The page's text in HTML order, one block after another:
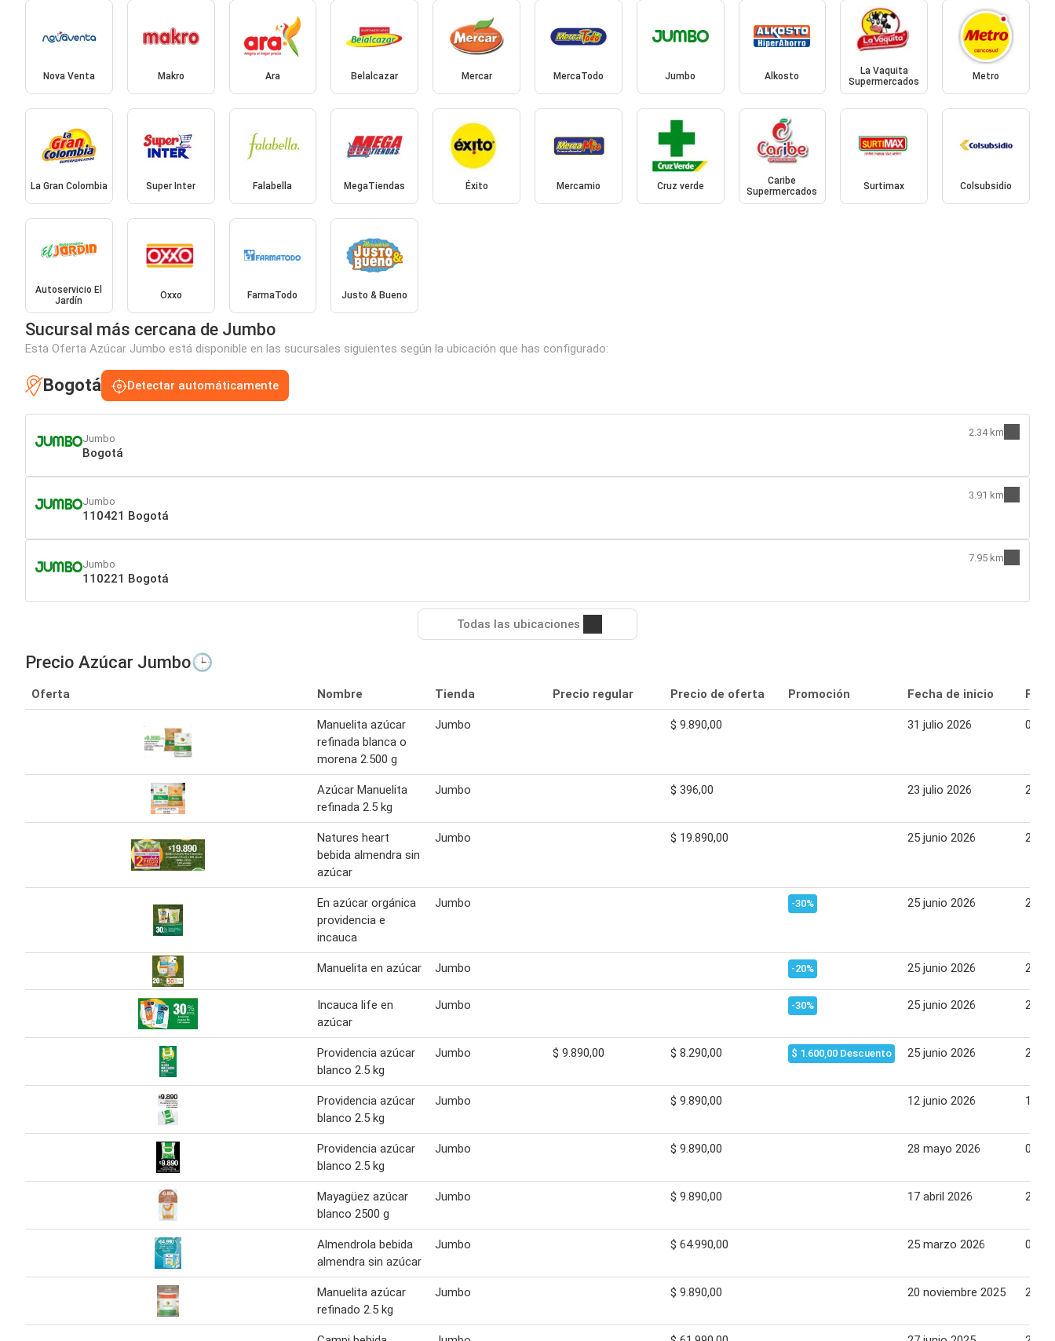
Nova Venta Makro Ara Belalcazar Mercar MercaTodo Jumbo Alkosto
La Vaquita
Supermercados
Metro
La Gran Colombia Super Inter Falabella MegaTiendas Éxito Mercamio Cruz verde
Caribe
Supermercados
Surtimax Colsubsidio
Autoservicio El
Jardín
Oxxo FarmaTodo Justo & Bueno
Sucursal más cercana de Jumbo
Esta Oferta Azúcar Jumbo está disponible en las sucursales siguientes según la ubicación que has configurado:
Bogotá Detectar automáticamente
Jumbo
Bogotá
2.34 km
Jumbo
110421 Bogotá
3.91 km
Jumbo
110221 Bogotá
7.95 km
Todas las ubicaciones
Precio Azúcar Jumbo🕒
Oferta Nombre Tienda Precio regular Precio de oferta Promoción Fecha de inicio
Manuelita azúcar
refinada blanca o
morena 2.500 g
Jumbo $ 9.890,00 31 julio 2026 02
Azúcar Manuelita
refinada 2.5 kg
Jumbo $ 396,00 23 julio 2026 26
Natures heart
bebida almendra sin
azúcar
Jumbo $ 19.890,00 25 junio 2026 21
En azúcar orgánica
providencia e
incauca
Jumbo -30% 25 junio 2026 21
Manuelita en azúcar Jumbo -20% 25 junio 2026 21
Incauca life en
azúcar
Jumbo -30% 25 junio 2026 21
Providencia azúcar
blanco 2.5 kg
Jumbo $ 9.890,00 $ 8.290,00 $ 1.600,00 Descuento 25 junio 2026 21
Providencia azúcar
blanco 2.5 kg
Jumbo $ 9.890,00 12 junio 2026 15
Providencia azúcar
blanco 2.5 kg
Jumbo $ 9.890,00 28 mayo 2026 03
Mayagüez azúcar
blanco 2500 g
Jumbo $ 9.890,00 17 abril 2026 20
Almendrola bebida
almendra sin azúcar
Jumbo $ 64.990,00 25 marzo 2026 05
Manuelita azúcar
refinado 2.5 kg
Jumbo $ 9.890,00 20 noviembre 2025 24